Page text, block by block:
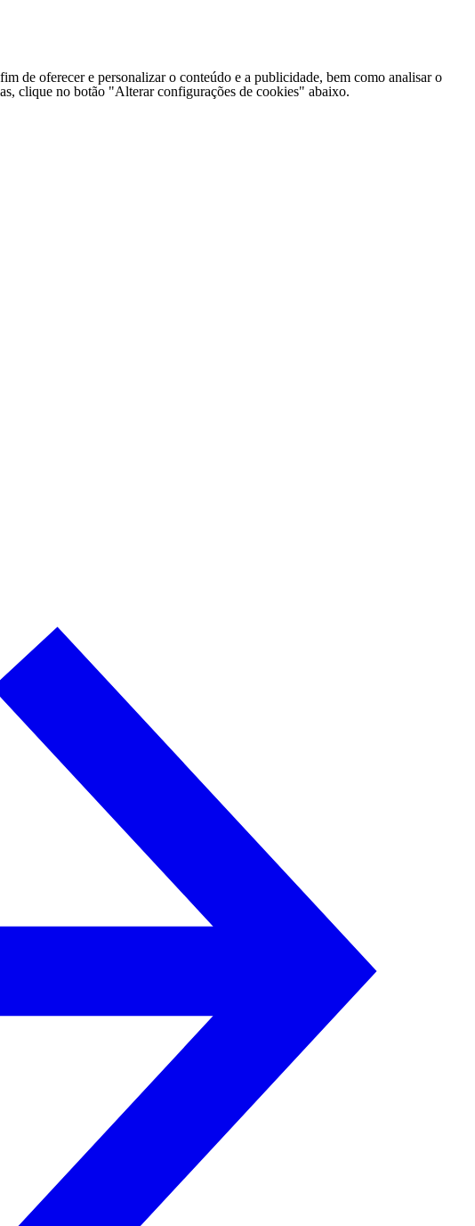
de oferecer e personalizar o conteúdo e a publicidade, bem como analisar o
clique no botão "Alterar configurações de cookies" abaixo.